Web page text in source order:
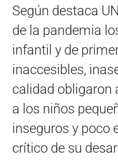
Según destaca
de la pandemia
infantil y de
inaccesibles,
calidad obligaron
a los niños
inseguros y poco
crítico de su